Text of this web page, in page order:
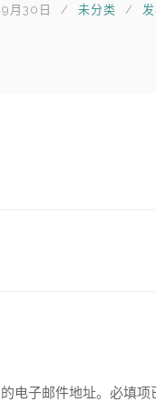
月30日 未分类
电子邮件地址。必填项